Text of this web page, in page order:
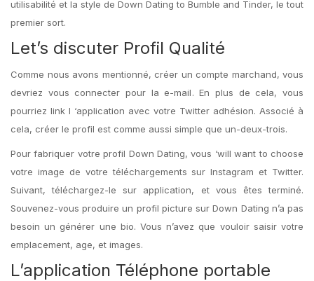
utilisabilité et la style de Down Dating to Bumble and Tinder, le tout
premier sort.
Let’s discuter Profil Qualité
Comme nous avons mentionné, créer un compte marchand, vous
devriez vous connecter pour la e-mail. En plus de cela, vous
pourriez link l ‘application avec votre Twitter adhésion. Associé à
cela, créer le profil est comme aussi simple que un-deux-trois.
Pour fabriquer votre profil Down Dating, vous ‘will want to choose
votre image de votre téléchargements sur Instagram et Twitter.
Suivant, téléchargez-le sur application, et vous êtes terminé.
Souvenez-vous produire un profil picture sur Down Dating n’a pas
besoin un générer une bio. Vous n’avez que vouloir saisir votre
emplacement, age, et images.
L’application Téléphone portable